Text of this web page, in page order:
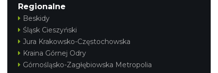
Regionalne
Beskidy
Śląsk Cieszyński
Jura Krakowsko-Częstochowska
Kraina Górnej Odry
Górnośląsko-Zagłębiowska Metropolia